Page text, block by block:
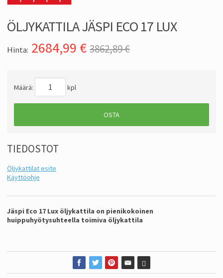
ÖLJYKATTILA JÄSPI ECO 17 LUX
Hinta: 2684,99 € 3862,89 €
Määrä: kpl
OSTA
TIEDOSTOT
Öljykattilat esite
Käyttöohje
Jäspi Eco 17 Lux öljykattila on pienikokoinen
huippuhyötysuhteella toimiva öljykattila